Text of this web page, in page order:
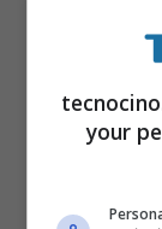
sulla
svincoli
your